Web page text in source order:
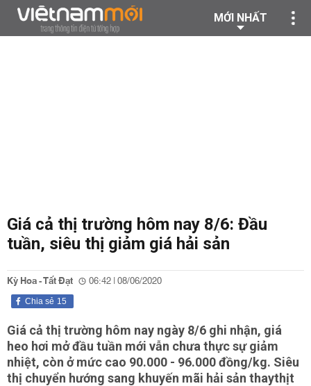
MỚI NHẤT
Giá cả thị trường hôm nay 8/6: Đầu
tuần, siêu thị giảm giá hải sản
Kỳ Hoa - Tất Đạt 06:42 | 08/06/2020
15
Chia sẻ
Giá cả thị trường hôm nay ngày 8/6 ghi nhận, giá
heo hơi mở đầu tuần mới vẫn chưa thực sự giảm
nhiệt, còn ở mức cao 90.000 - 96.000 đồng/kg. Siêu
thị chuyển hướng sang khuyến mãi hải sản thaythịt